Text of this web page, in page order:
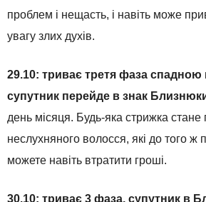
проблем і нещасть, і навіть може
увагу злих духів.
29.10: триває третя фаза спадною
супутник перейде в знак
день місяця. Будь-яка стрижка
неслухняного волосся, які до того ж
можете навіть втратити гроші.
30.10: триває 3 фаза, супутник в